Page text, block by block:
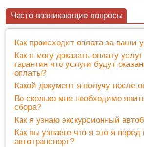
Часто возникающие вопросы
Как происходит оплата за ваши
Как я могу доказать оплату услуг
гарантия что услуги будут
оплаты?
Какой документ я получу после
Во сколько мне необходимо
сбора?
Как я узнаю экскурсионный
Как вы узнаете что я это я перед
автотранспорт?